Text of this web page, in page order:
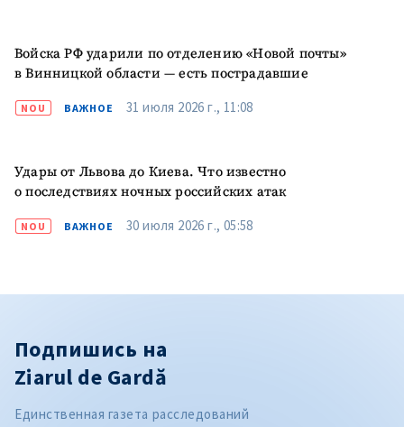
Войска РФ ударили по отделению «Новой почты»
в Винницкой области — есть пострадавшие
NOU ВАЖНОЕ 31 июля 2026 г., 11:08
Удары от Львова до Киева. Что известно
о последствиях ночных российских атак
NOU ВАЖНОЕ 30 июля 2026 г., 05:58
Подпишись на
Ziarul de Gardă
Единственная газета расследований